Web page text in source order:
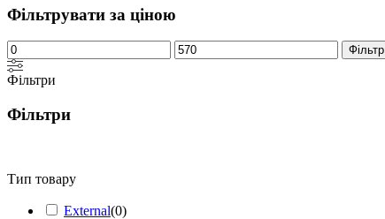
Фільтрувати за ціною
Мінімальна
ціна
Найбільша
ціна
Фільтр
Фільтри
Фільтри
Тип товару
External(0)